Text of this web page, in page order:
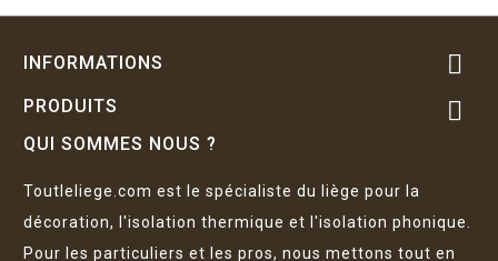
INFORMATIONS 
PRODUITS 
QUI SOMMES NOUS ?
Toutleliege.com est le spécialiste du liège pour la
décoration, l'isolation thermique et l'isolation phonique.
Pour les particuliers et les pros, nous mettons tout en